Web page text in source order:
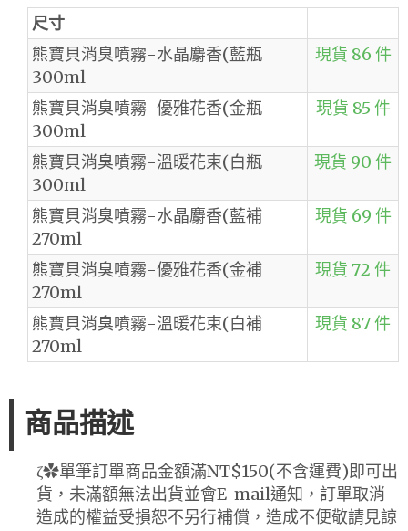
尺寸
熊寶貝消臭噴霧-水晶麝香(藍瓶
300ml
現貨 86 件
熊寶貝消臭噴霧-優雅花香(金瓶
300ml
現貨 85 件
熊寶貝消臭噴霧-溫暖花束(白瓶
300ml
現貨 90 件
熊寶貝消臭噴霧-水晶麝香(藍補
270ml
現貨 69 件
熊寶貝消臭噴霧-優雅花香(金補
270ml
現貨 72 件
熊寶貝消臭噴霧-溫暖花束(白補
270ml
現貨 87 件
商品描述
ζ✿單筆訂單商品金額滿NT$150(不含運費)即可出
貨，未滿額無法出貨並會E-mail通知，訂單取消
造成的權益受損恕不另行補償，造成不便敬請見諒